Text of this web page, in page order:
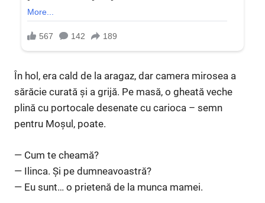
În hol, era cald de la aragaz, dar camera mirosea a
sărăcie curată și a grijă. Pe masă, o gheată veche
plină cu portocale desenate cu carioca – semn
pentru Moșul, poate.
— Cum te cheamă?
— Ilinca. Și pe dumneavoastră?
— Eu sunt… o prietenă de la munca mamei.